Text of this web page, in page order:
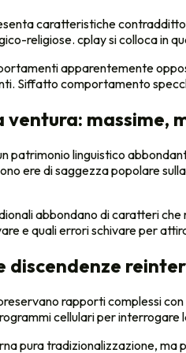
caratteristiche
religiose. cplay si colloca in
apparentemente
Siffatto comportamento
ventura:
patrimonio linguistico
ere di saggezza popolare
abbondano di caratteri
e quali errori schivare per
discendenze
rapporti complessi
cellulari per
pura tradizionalizzazione,